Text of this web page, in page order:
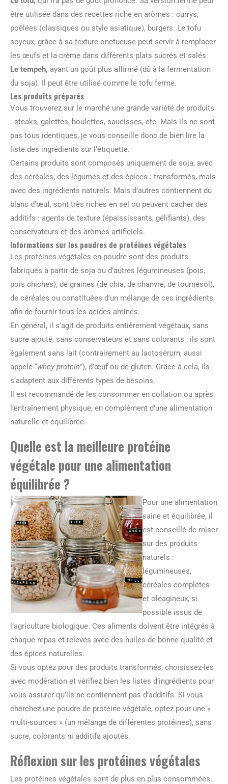
être utilisée dans des recettes riche en arômes : currys,
poêlées (classiques ou style asiatique), burgers. Le tofu
soyeux, grâce à sa texture onctueuse peut servir à remplacer
les œufs et la crème dans différents plats sucrés et salés.
Le tempeh, ayant un goût plus affirmé (dû à la fermentation
du soja). Il peut être utilisé comme le tofu ferme.
Les produits préparés
Vous trouverez sur le marché une grande variété de produits
: steaks, galettes, boulettes, saucisses, etc. Mais ils ne sont
pas tous identiques, je vous conseille donc de bien lire la
liste des ingrédients sur l’étiquette.
Certains produits sont composés uniquement de soja, avec
des céréales, des légumes et des épices : transformés, mais
avec des ingrédients naturels. Mais d’autres contiennent du
blanc d’œuf, sont très riches en sel ou peuvent cacher des
additifs : agents de texture (épaississants, gélifiants), des
conservateurs et des arômes artificiels.
Informations sur les poudres de protéines végétales
Les protéines végétales en poudre sont des produits
fabriqués à partir de soja ou d’autres légumineuses (pois,
pois chiches), de graines (de chia, de chanvre, de tournesol),
de céréales ou constituées d’un mélange de ces ingrédients,
afin de fournir tous les acides aminés.
En général, il s’agit de produits entièrement végétaux, sans
sucre ajouté, sans conservateurs et sans colorants ; ils sont
également sans lait (contrairement au lactosérum, aussi
appelé “whey protein”), d’œuf ou de gluten. Grâce à cela, ils
s’adaptent aux différents types de besoins.
Il est recommandé de les consommer en collation ou après
l’entraînement physique, en complément d’une alimentation
naturelle et équilibrée.
Quelle est la meilleure protéine
végétale pour une alimentation
équilibrée ?
Pour une alimentation
saine et équilibrée, il
est conseillé de miser
sur des produits
naturels :
légumineuses,
céréales complètes
et oléagineux, si
possible issus de
l’agriculture biologique. Ces aliments doivent être intégrés à
chaque repas et relevés avec des huiles de bonne qualité et
des épices naturelles.
Si vous optez pour des produits transformés, choisissez-les
avec modération et vérifiez bien les listes d’ingrédients pour
vous assurer qu’ils ne contiennent pas d’additifs. Si vous
cherchez une poudre de protéine végétale, optez pour une «
multi-sources » (un mélange de différentes protéines), sans
sucre, colorants ni additifs ajoutés.
Réflexion sur les protéines végétales
Les protéines végétales sont de plus en plus consommées.